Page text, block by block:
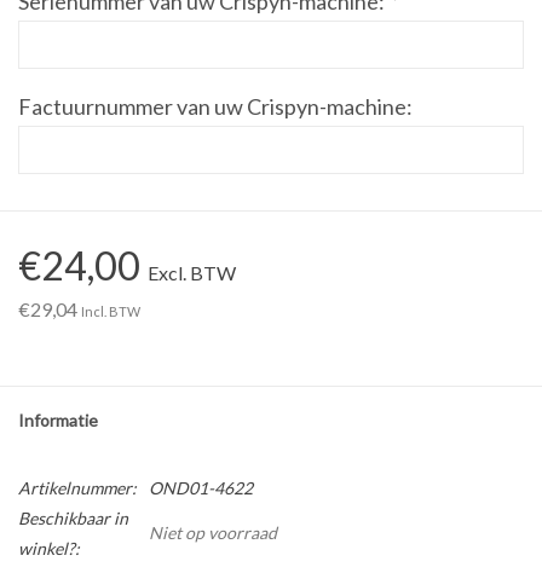
Factuurnummer van uw Crispyn-machine:
€24,00 Excl. BTW
€29,04 Incl. BTW
Informatie
Artikelnummer:
OND01-4622
Beschikbaar in
winkel?:
Niet op voorraad